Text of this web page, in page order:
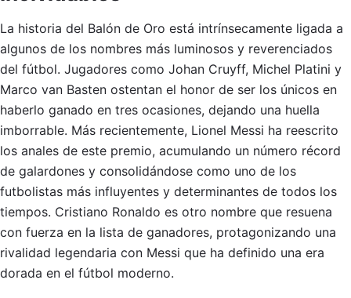
La historia del Balón de Oro está intrínsecamente ligada a
algunos de los nombres más luminosos y reverenciados
del fútbol. Jugadores como Johan Cruyff, Michel Platini y
Marco van Basten ostentan el honor de ser los únicos en
haberlo ganado en tres ocasiones, dejando una huella
imborrable. Más recientemente, Lionel Messi ha reescrito
los anales de este premio, acumulando un número récord
de galardones y consolidándose como uno de los
futbolistas más influyentes y determinantes de todos los
tiempos. Cristiano Ronaldo es otro nombre que resuena
con fuerza en la lista de ganadores, protagonizando una
rivalidad legendaria con Messi que ha definido una era
dorada en el fútbol moderno.